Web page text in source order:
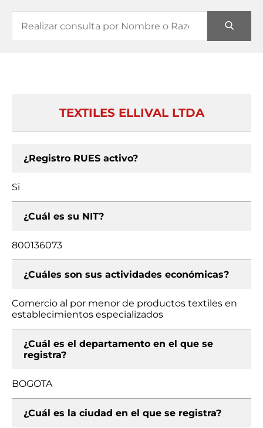
TEXTILES ELLIVAL LTDA
¿Registro RUES activo?
Si
¿Cuál es su NIT?
800136073
¿Cuáles son sus actividades económicas?
Comercio al por menor de productos textiles en
establecimientos especializados
¿Cuál es el departamento en el que se
registra?
BOGOTA
¿Cuál es la ciudad en el que se registra?